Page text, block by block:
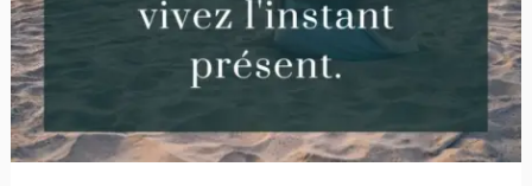
pour
vivre
l’instant
présent.